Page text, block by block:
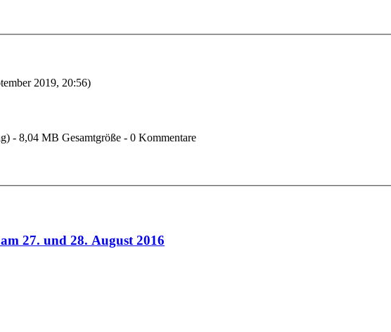
2019, 20:56)
- 8,04 MB Gesamtgröße - 0 Kommentare
27. und 28. August 2016